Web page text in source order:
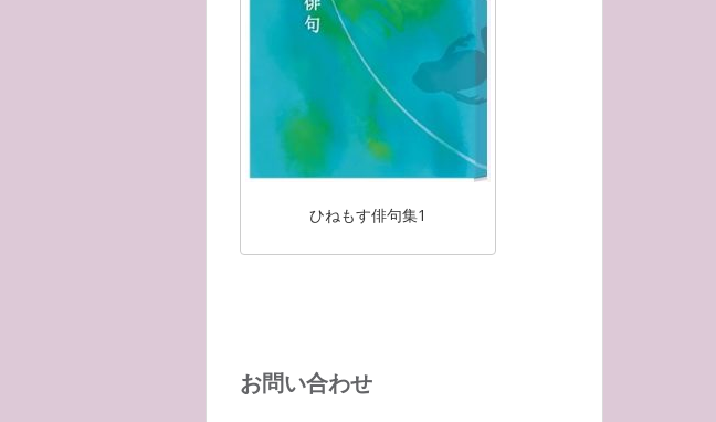
ひねもす俳句集1
お問い合わせ